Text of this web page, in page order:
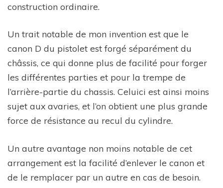
construction ordinaire.
Un trait notable de mon invention est que le
canon D du pistolet est forgé séparément du
châssis, ce qui donne plus de facilité pour forger
les différentes parties et pour la trempe de
l’arrière-partie du chassis. Celuici est ainsi moins
sujet aux avaries, et l’on obtient une plus grande
force de résistance au recul du cylindre.
Un autre avantage non moins notable de cet
arrangement est la facilité d’enlever le canon et
de le remplacer par un autre en cas de besoin.